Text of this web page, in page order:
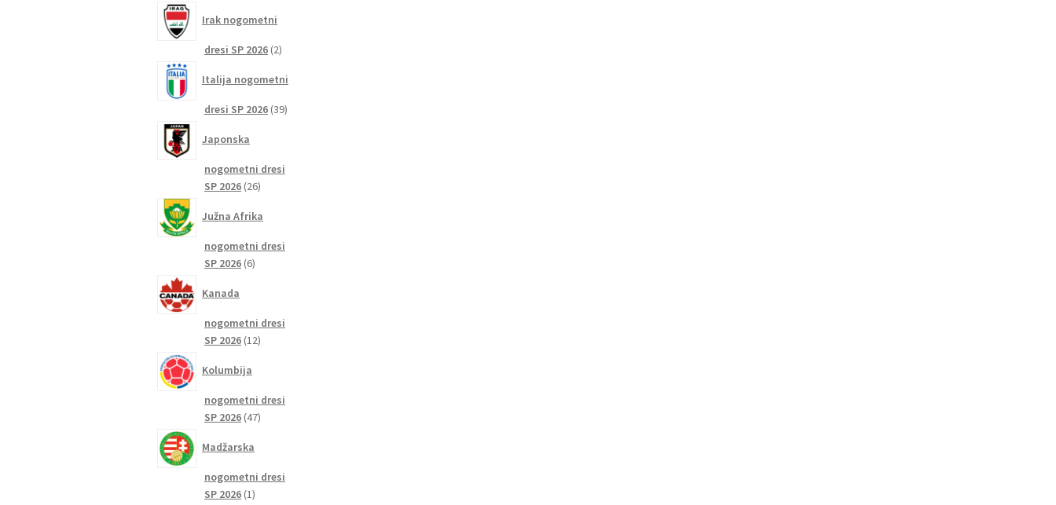
Irak nogometni
dresi SP 2026 22
Italija nogometni
dresi SP 2026 3939
Japonska
nogometni dresi
SP 2026 2626
Južna Afrika
nogometni dresi
SP 2026 66
Kanada
nogometni dresi
SP 2026 1212
Kolumbija
nogometni dresi
SP 2026 4747
Madžarska
nogometni dresi
SP 2026 11